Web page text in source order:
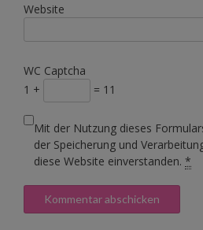
Website
WC Captcha
1 +
= 11
Mit der Nutzung dieses
der Speicherung und
diese Website einverstanden. *